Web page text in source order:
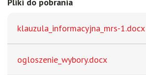
klauzula_informacyjna_mrs-1.docx
ogloszenie_wybory.docx